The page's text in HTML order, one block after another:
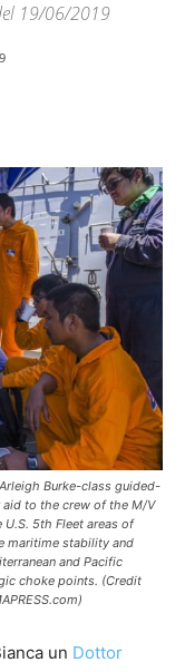
19/06/2019
Burke-class guided-
aid to the crew of the M/V
5th Fleet areas of
maritime stability and
and Pacific
choke points. (Credit
un Dottor